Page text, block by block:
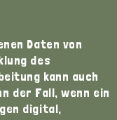
Daten von
des
kann auch
der Fall, wenn ein
digital,